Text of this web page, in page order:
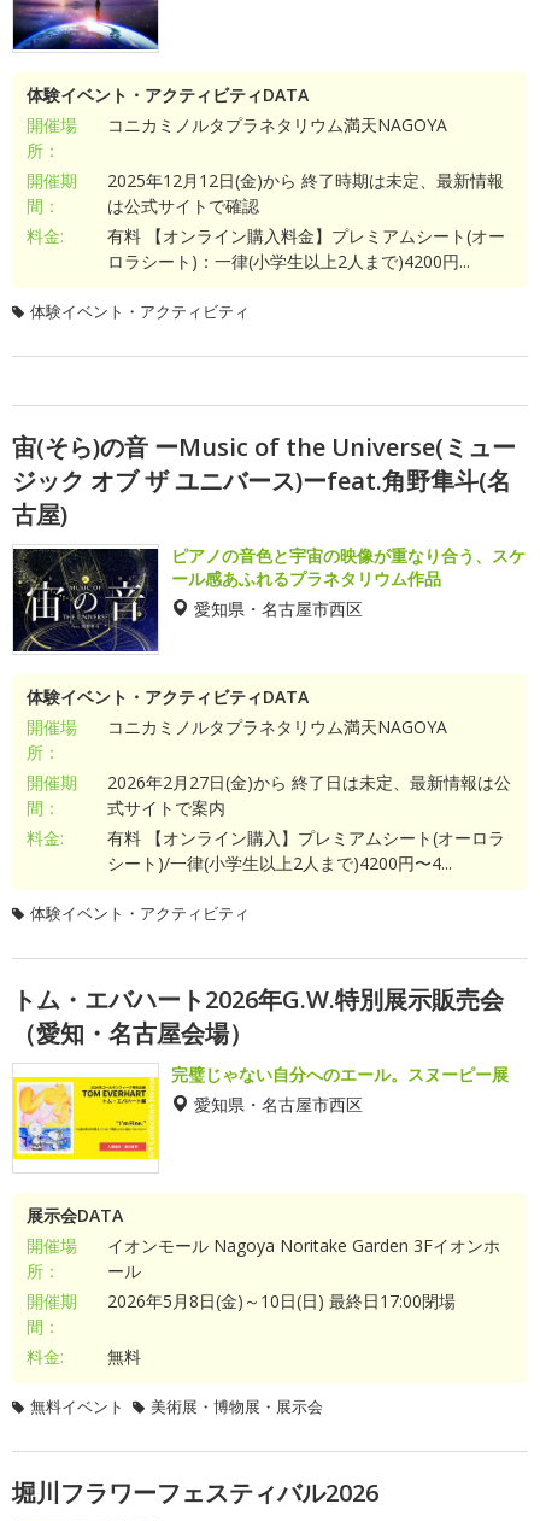
体験イベント・アクティビティDATA
開催場
所：
コニカミノルタプラネタリウム満天NAGOYA
開催期
間：
2025年12月12日(金)から 終了時期は未定、最新情報
は公式サイトで確認
料金:
有料 【オンライン購入料金】プレミアムシート(オー
ロラシート)：一律(小学生以上2人まで)4200円...
体験イベント・アクティビティ
宙(そら)の音 ーMusic of the Universe(ミュー
ジック オブ ザ ユニバース)ーfeat.角野隼斗(名
古屋)
ピアノの音色と宇宙の映像が重なり合う、スケ
ール感あふれるプラネタリウム作品
愛知県・名古屋市西区
体験イベント・アクティビティDATA
開催場
所：
コニカミノルタプラネタリウム満天NAGOYA
開催期
間：
2026年2月27日(金)から 終了日は未定、最新情報は公
式サイトで案内
料金:
有料 【オンライン購入】プレミアムシート(オーロラ
シート)/一律(小学生以上2人まで)4200円〜4...
体験イベント・アクティビティ
トム・エバハート2026年G.W.特別展示販売会
（愛知・名古屋会場）
完璧じゃない自分へのエール。スヌーピー展
愛知県・名古屋市西区
展示会DATA
開催場
所：
イオンモール Nagoya Noritake Garden 3Fイオンホ
ール
開催期
間：
2026年5月8日(金)～10日(日) 最終日17:00閉場
料金: 無料
無料イベント 美術展・博物展・展示会
堀川フラワーフェスティバル2026